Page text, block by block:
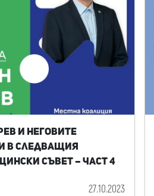
и неговите
в следващия
съвет – част 4
27.10.2023